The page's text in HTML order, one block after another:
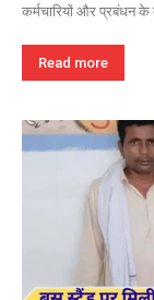
कर्मचारियों और प्रबंधन
Read more